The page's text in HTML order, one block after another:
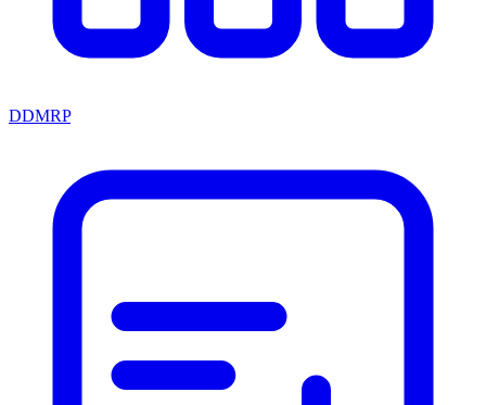
DDMRP